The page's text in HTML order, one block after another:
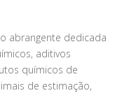
abrangente dedicada
aditivos
químicos de
de estimação,